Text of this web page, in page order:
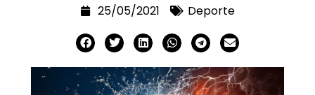
25/05/2021 Deporte